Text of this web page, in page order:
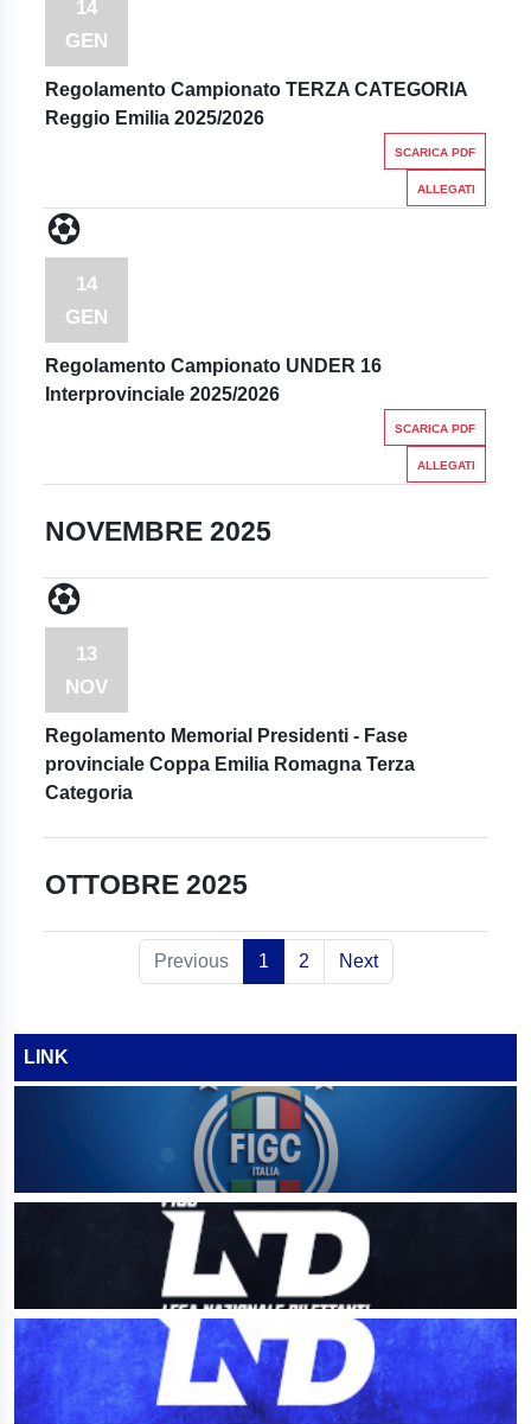
14
GEN
Regolamento Campionato TERZA CATEGORIA
Reggio Emilia 2025/2026
SCARICA PDF
ALLEGATI
14
GEN
Regolamento Campionato UNDER 16
Interprovinciale 2025/2026
SCARICA PDF
ALLEGATI
NOVEMBRE 2025
13
NOV
Regolamento Memorial Presidenti - Fase
provinciale Coppa Emilia Romagna Terza
Categoria
OTTOBRE 2025
Previous 1 2 Next
LINK